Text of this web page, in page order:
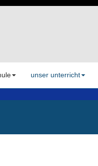
unser unterricht